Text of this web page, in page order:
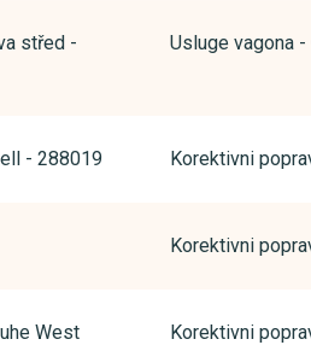
střed -
Usluge vagona
- 288019 Korektivni
Korektivni
West Korektivni